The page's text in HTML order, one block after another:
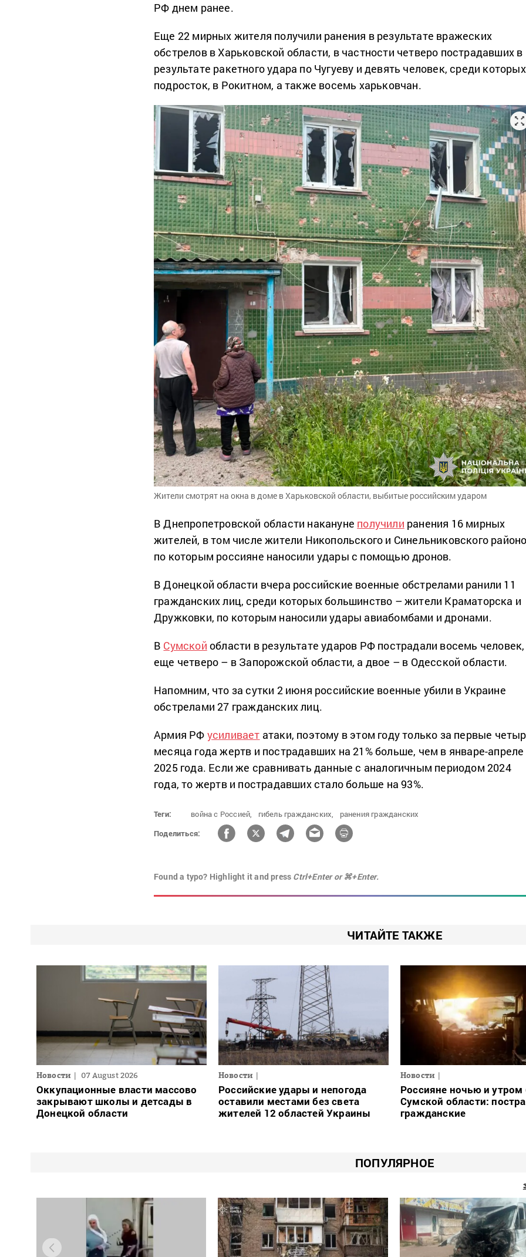
РФ днем ранее.
Еще 22 мирных жителя получили ранения в результате вражеских
обстрелов в Харьковской области, в частности четверо пострадавших в
результате ракетного удара по Чугуеву и девять человек, среди которых
подросток, в Рокитном, а также восемь харьковчан.
Жители смотрят на окна в доме в Харьковской области, выбитые российским ударом
В Днепропетровской области накануне получили ранения 16 мирных
жителей, в том числе жители Никопольского и Синельниковского
по которым россияне наносили удары с помощью дронов.
В Донецкой области вчера российские военные обстрелами ранили 11
гражданских лиц, среди которых большинство – жители Краматорска и
Дружковки, по которым наносили удары авиабомбами и дронами.
В Сумской области в результате ударов РФ пострадали восемь человек,
еще четверо – в Запорожской области, а двое – в Одесской области.
Напомним, что за сутки 2 июня российские военные убили в Украине
обстрелами 27 гражданских лиц.
Армия РФ усиливает атаки, поэтому в этом году только за первые
месяца года жертв и пострадавших на 21% больше, чем в январе-апреле
2025 года. Если же сравнивать данные с аналогичным периодом 2024
года, то жертв и пострадавших стало больше на 93%.
Теги: война с Россией, гибель гражданских,
ранения гражданских
Поделиться:
Found a typo? Highlight it and press Ctrl+Enter or ⌘+Enter.
ЧИТАЙТЕ ТАКЖЕ
Новости 07 August 2026
Оккупационные власти массово
закрывают школы и детсады в
Донецкой области
Новости
Российские удары и непогода
оставили местами без света
жителей 12 областей Украины
Новости
Россияне ночью и утром
Сумской области:
гражданские
ПОПУЛЯРНОЕ